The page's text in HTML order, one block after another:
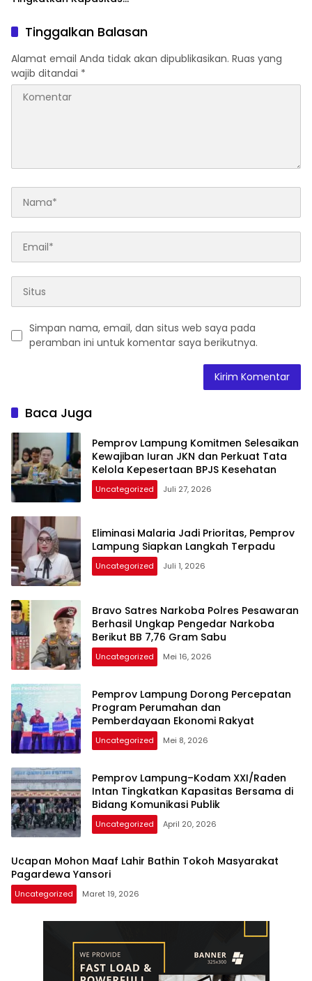
Komunikasi Publik
Tinggalkan Balasan
Alamat email Anda tidak akan dipublikasikan. Ruas yang
wajib ditandai *
Simpan nama, email, dan situs web saya pada
peramban ini untuk komentar saya berikutnya.
Baca Juga
Pemprov Lampung Komitmen Selesaikan
Kewajiban Iuran JKN dan Perkuat Tata
Kelola Kepesertaan BPJS Kesehatan
Uncategorized Juli 27, 2026
Eliminasi Malaria Jadi Prioritas, Pemprov
Lampung Siapkan Langkah Terpadu
Uncategorized Juli 1, 2026
Bravo Satres Narkoba Polres Pesawaran
Berhasil Ungkap Pengedar Narkoba
Berikut BB 7,76 Gram Sabu
Uncategorized Mei 16, 2026
Pemprov Lampung Dorong Percepatan
Program Perumahan dan
Pemberdayaan Ekonomi Rakyat
Uncategorized Mei 8, 2026
Pemprov Lampung–Kodam XXI/Raden
Intan Tingkatkan Kapasitas Bersama di
Bidang Komunikasi Publik
Uncategorized April 20, 2026
Ucapan Mohon Maaf Lahir Bathin Tokoh Masyarakat
Pagardewa Yansori
Uncategorized Maret 19, 2026